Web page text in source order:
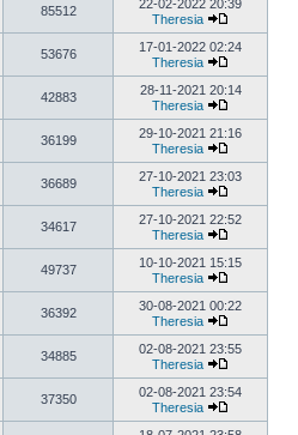
85512
22-02-2022 20:39
Theresia
53676
17-01-2022 02:24
Theresia
42883
28-11-2021 20:14
Theresia
36199
29-10-2021 21:16
Theresia
36689
27-10-2021 23:03
Theresia
34617
27-10-2021 22:52
Theresia
49737
10-10-2021 15:15
Theresia
36392
30-08-2021 00:22
Theresia
34885
02-08-2021 23:55
Theresia
37350
02-08-2021 23:54
Theresia